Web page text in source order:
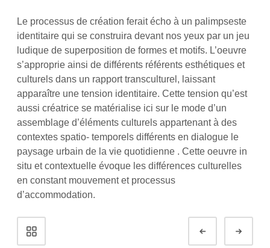
Le processus de création ferait écho à un palimpseste
identitaire qui se construira devant nos yeux par un jeu
ludique de superposition de formes et motifs. L’oeuvre
s’approprie ainsi de différents référents esthétiques et
culturels dans un rapport transculturel, laissant
apparaître une tension identitaire. Cette tension qu’est
aussi créatrice se matérialise ici sur le mode d’un
assemblage d’éléments culturels appartenant à des
contextes spatio- temporels différents en dialogue le
paysage urbain de la vie quotidienne . Cette oeuvre in
situ et contextuelle évoque les différences culturelles
en constant mouvement et processus
d’accommodation.
de